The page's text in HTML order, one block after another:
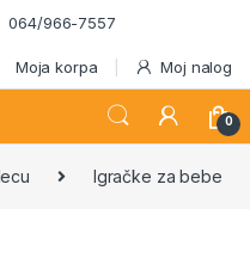
064/966-7557
Moja korpa Moj nalog
0
Igračke za bebe